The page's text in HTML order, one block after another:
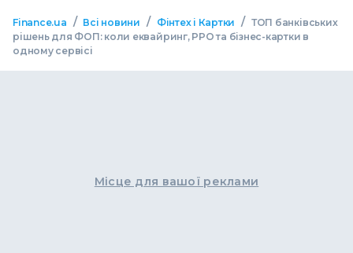
Finance.ua / Всі новини / Фінтех і Картки / ТОП банківських
рішень для ФОП: коли еквайринг, РРО та бізнес-картки в
одному сервісі
Місце для вашої реклами